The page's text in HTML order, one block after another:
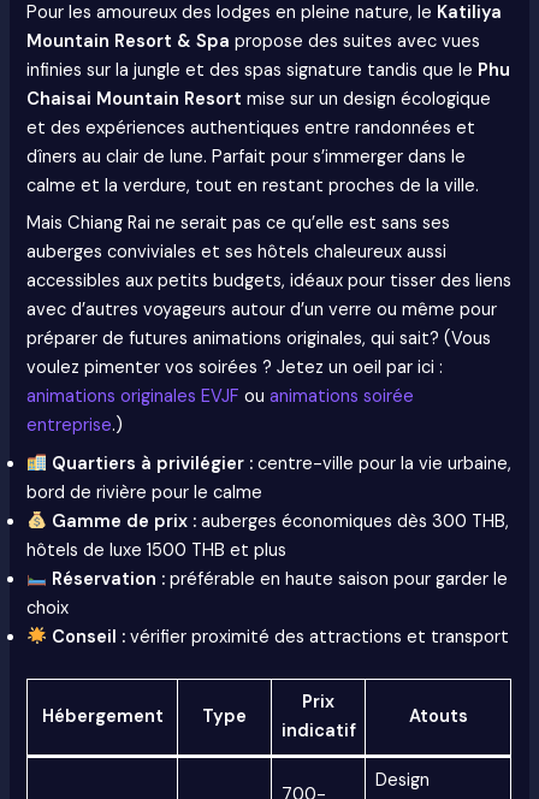
Pour les amoureux des lodges en pleine nature, le Katiliya
Mountain Resort & Spa propose des suites avec vues
infinies sur la jungle et des spas signature tandis que le Phu
Chaisai Mountain Resort mise sur un design écologique
et des expériences authentiques entre randonnées et
dîners au clair de lune. Parfait pour s’immerger dans le
calme et la verdure, tout en restant proches de la ville.
Mais Chiang Rai ne serait pas ce qu’elle est sans ses
auberges conviviales et ses hôtels chaleureux aussi
accessibles aux petits budgets, idéaux pour tisser des liens
avec d’autres voyageurs autour d’un verre ou même pour
préparer de futures animations originales, qui sait? (Vous
voulez pimenter vos soirées ? Jetez un oeil par ici :
animations originales EVJF ouanimations soirée
entreprise.)
Quartiers à privilégier : centre-ville pour la vie urbaine,
bord de rivière pour le calme
Gamme de prix : auberges économiques dès 300 THB,
hôtels de luxe 1500 THB et plus
Réservation : préférable en haute saison pour garder le
choix
Conseil : vérifier proximité des attractions et transport
Hébergement Type
Prix
indicatif
Atouts
700-
Design